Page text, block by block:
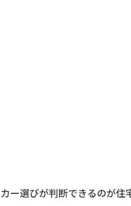
ー選びが判断できるのが住